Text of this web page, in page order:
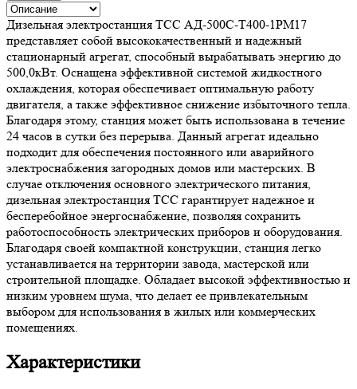
Дизельная электростанция ТСС АД-500С-Т400-1РМ17
представляет собой высококачественный и надежный
стационарный агрегат, способный вырабатывать энергию до
500,0кВт. Оснащена эффективной системой жидкостного
охлаждения, которая обеспечивает оптимальную работу
двигателя, а также эффективное снижение избыточного тепла.
Благодаря этому, станция может быть использована в течение
24 часов в сутки без перерыва. Данный агрегат идеально
подходит для обеспечения постоянного или аварийного
электроснабжения загородных домов или мастерских. В
случае отключения основного электрического питания,
дизельная электростанция ТСС гарантирует надежное и
бесперебойное энергоснабжение, позволяя сохранить
работоспособность электрических приборов и оборудования.
Благодаря своей компактной конструкции, станция легко
устанавливается на территории завода, мастерской или
строительной площадке. Обладает высокой эффективностью и
низким уровнем шума, что делает ее привлекательным
выбором для использования в жилых или коммерческих
помещениях.
Характеристики